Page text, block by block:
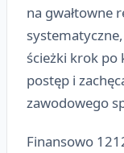
na gwałtowne
ścieżki krok po
postęp i
zawodowego
Finansowo